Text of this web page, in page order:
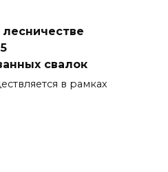
свалок
в рамках